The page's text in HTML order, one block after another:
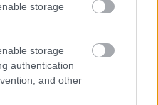
storage
storage
authentication
and other